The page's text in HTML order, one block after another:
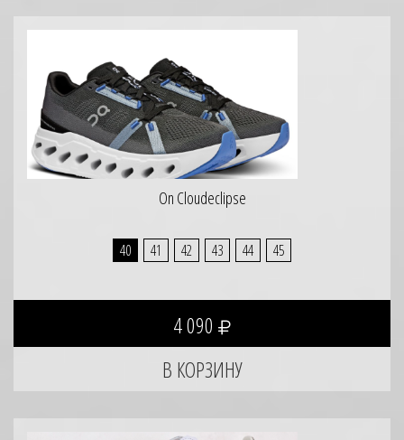
On Cloudeclipse
40 41 42 43 44 45
4 090